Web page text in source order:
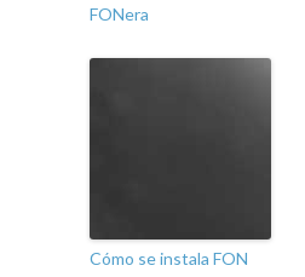
FONera
Cómo se instala FON